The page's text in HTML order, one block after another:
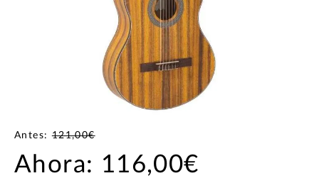
Antes:121,00€
Ahora: 116,00€